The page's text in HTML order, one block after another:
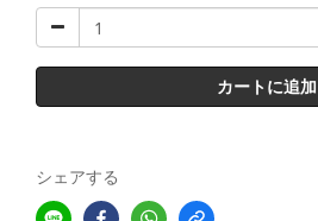
カートに追加
シェアする